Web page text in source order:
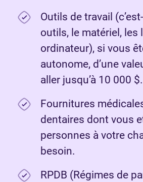
Outils de travail
outils, le matériel, les
ordinateur), si vous
autonome, d’une
aller jusqu’à 10 000 $.
Fournitures
dentaires dont vous
personnes à votre
besoin.
RPDB (Régimes de